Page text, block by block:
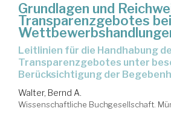
Grundlagen und
Transparenzgebotes bei
Leitlinien für die Handhabung des
Transparenzgebotes unter
Berücksichtigung der
Walter, Bernd A.
Wissenschaftliche Buchgesellschaft.